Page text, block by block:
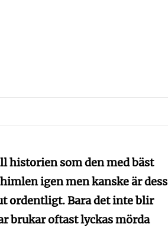
historien som den med bäst
igen men kanske är dess
ordentligt. Bara det inte blir
brukar oftast lyckas mörda